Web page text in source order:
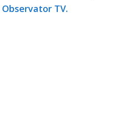
Observator TV.